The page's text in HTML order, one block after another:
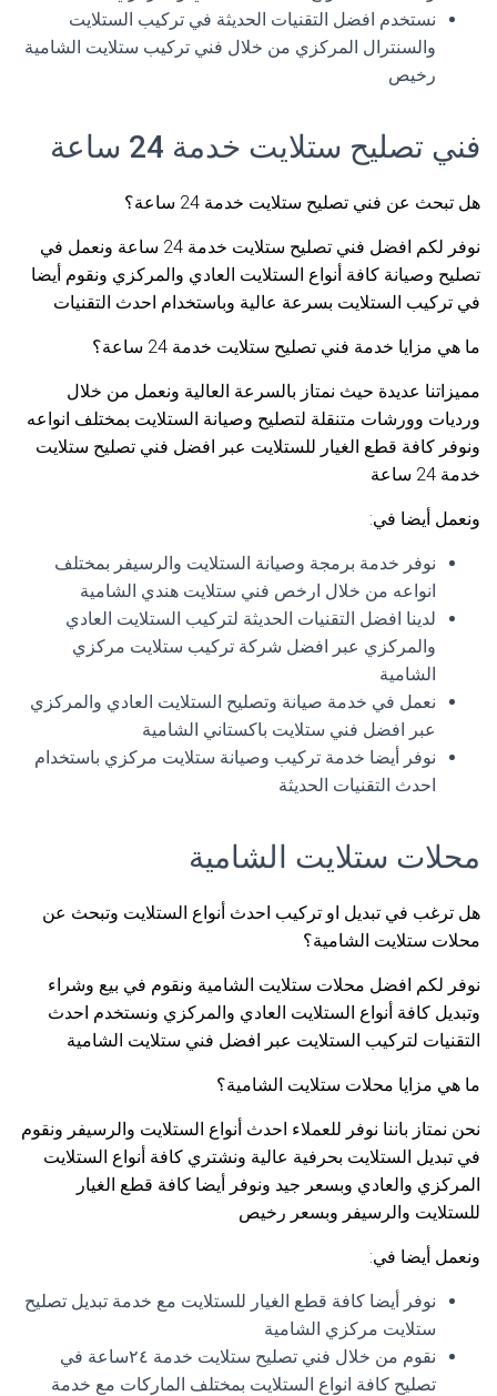
نستخدم افضل التقنيات الحديثة في تركيب الستلايت
والسنترال المركزي من خلال فني تركيب ستلايت الشامية
رخيص
فني تصليح ستلايت خدمة 24 ساعة
هل تبحث عن فني تصليح ستلايت خدمة 24 ساعة؟
نوفر لكم افضل فني تصليح ستلايت خدمة 24 ساعة ونعمل في
تصليح وصيانة كافة أنواع الستلايت العادي والمركزي ونقوم أيضا
في تركيب الستلايت بسرعة عالية وباستخدام احدث التقنيات
ما هي مزايا خدمة فني تصليح ستلايت خدمة 24 ساعة؟
مميزاتنا عديدة حيث نمتاز بالسرعة العالية ونعمل من خلال
ورديات وورشات متنقلة لتصليح وصيانة الستلايت بمختلف انواعه
ونوفر كافة قطع الغيار للستلايت عبر افضل فني تصليح ستلايت
خدمة 24 ساعة
ونعمل أيضا في:
نوفر خدمة برمجة وصيانة الستلايت والرسيفر بمختلف
انواعه من خلال ارخص فني ستلايت هندي الشامية
لدينا افضل التقنيات الحديثة لتركيب الستلايت العادي
والمركزي عبر افضل شركة تركيب ستلايت مركزي
الشامية
نعمل في خدمة صيانة وتصليح الستلايت العادي والمركزي
عبر افضل فني ستلايت باكستاني الشامية
نوفر أيضا خدمة تركيب وصيانة ستلايت مركزي باستخدام
احدث التقنيات الحديثة
محلات ستلايت الشامية
هل ترغب في تبديل او تركيب احدث أنواع الستلايت وتبحث عن
محلات ستلايت الشامية؟
نوفر لكم افضل محلات ستلايت الشامية ونقوم في بيع وشراء
وتبديل كافة أنواع الستلايت العادي والمركزي ونستخدم احدث
التقنيات لتركيب الستلايت عبر افضل فني ستلايت الشامية
ما هي مزايا محلات ستلايت الشامية؟
نحن نمتاز باننا نوفر للعملاء احدث أنواع الستلايت والرسيفر ونقوم
في تبديل الستلايت بحرفية عالية ونشتري كافة أنواع الستلايت
المركزي والعادي وبسعر جيد ونوفر أيضا كافة قطع الغيار
للستلايت والرسيفر وبسعر رخيص
ونعمل أيضا في:
نوفر أيضا كافة قطع الغيار للستلايت مع خدمة تبديل تصليح
ستلايت مركزي الشامية
نقوم من خلال فني تصليح ستلايت خدمة ٢٤ساعة في
تصليح كافة انواع الستلايت بمختلف الماركات مع خدمة